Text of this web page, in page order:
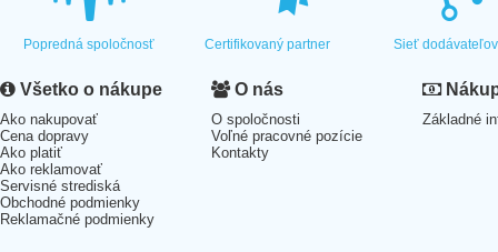
Popredná spoločnosť Certifikovaný partner Sieť dodávateľov
Všetko o nákupe
Ako nakupovať
Cena dopravy
Ako platiť
Ako reklamovať
Servisné strediská
Obchodné podmienky
Reklamačné podmienky
O nás
O spoločnosti
Voľné pracovné pozície
Kontakty
Základné